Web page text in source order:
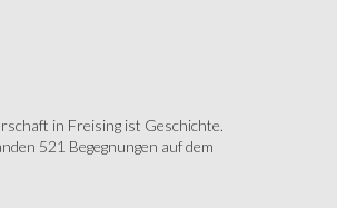
in Freising ist Geschichte.
521 Begegnungen auf dem